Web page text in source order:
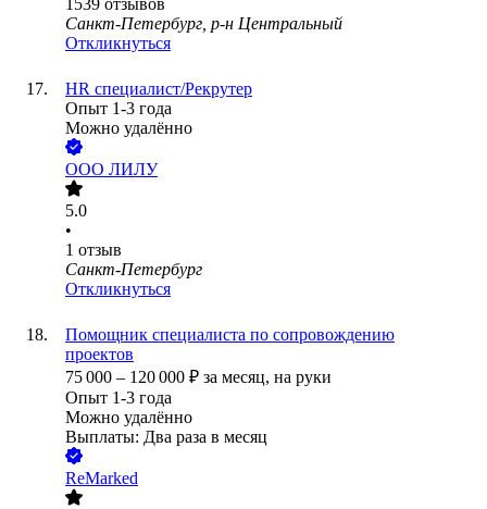
1539 отзывов
Санкт-Петербург, р-н Центральный
Откликнуться
HR специалист/Рекрутер
Опыт 1-3 года
Можно удалённо
ООО ЛИЛУ
5.0
•
1 отзыв
Санкт-Петербург
Откликнуться
Помощник специалиста по сопровождению
проектов
75 000 – 120 000 ₽ за месяц, на руки
Опыт 1-3 года
Можно удалённо
Выплаты: Два раза в месяц
ReMarked